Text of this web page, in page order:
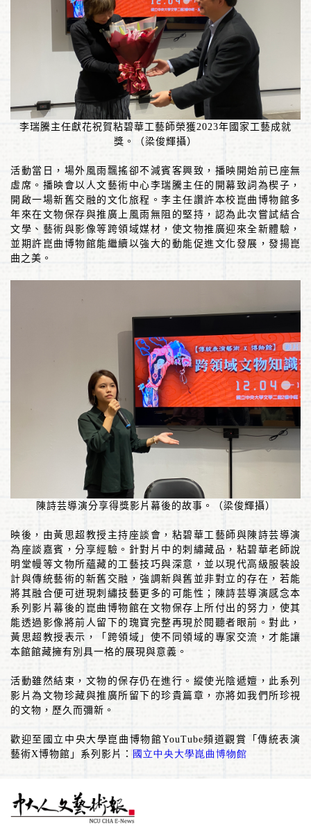
李瑞騰主任獻花祝賀粘碧華工藝師榮獲2023年國家工藝成就
獎。（梁俊輝攝）
活動當日，場外風雨飄搖卻不減賓客興致，播映開始前已座無
虛席。播映會以人文藝術中心李瑞騰主任的開幕致詞為楔子，
開啟一場新舊交融的文化旅程。李主任讚許本校崑曲博物館多
年來在文物保存與推廣上風雨無阻的堅持，認為此次嘗試結合
文學、藝術與影像等跨領域媒材，使文物推廣迎來全新體驗，
並期許崑曲博物館能繼續以強大的動能促進文化發展，發揚崑
曲之美。
陳詩芸導演分享得獎影片幕後的故事。（梁俊輝攝）
映後，由黃思超教授主持座談會，粘碧華工藝師與陳詩芸導演
為座談嘉賓，分享經驗。針對片中的刺繡藏品，粘碧華老師說
明堂幔等文物所蘊藏的工藝技巧與深意，並以現代高級服裝設
計與傳統藝術的新舊交融，強調新與舊並非對立的存在，若能
將其融合便可迸現刺繡技藝更多的可能性；陳詩芸導演感念本
系列影片幕後的崑曲博物館在文物保存上所付出的努力，使其
能透過影像將前人留下的瑰寶完整再現於閱聽者眼前。對此，
黃思超教授表示，「跨領域」使不同領域的專家交流，才能讓
本館館藏擁有別具一格的展現與意義。
活動雖然結束，文物的保存仍在進行。縱使光陰遞嬗，此系列
影片為文物珍藏與推廣所留下的珍貴篇章，亦將如我們所珍視
的文物，歷久而彌新。
歡迎至國立中央大學崑曲博物館YouTube頻道觀賞「傳統表演
藝術X博物館」系列影片： 國立中央大學崑曲博物館